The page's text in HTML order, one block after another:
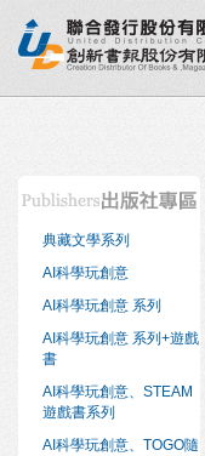
榜 出版社專區
典藏文學系列
AI科學玩創意
AI科學玩創意 系列
AI科學玩創意 系列+遊戲
書
AI科學玩創意、STEAM
遊戲書系列
AI科學玩創意、TOGO隨